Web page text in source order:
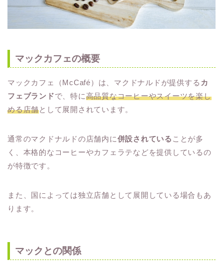
マックカフェの概要
マックカフェ（McCafé）は、マクドナルドが提供する カ
フェブランドで、特に高品質なコーヒーやスイーツを楽し
める店舗として展開されています。
通常のマクドナルドの店舗内に併設されている ことが多
く、本格的なコーヒーやカフェラテなどを提供しているの
が特徴です。
また、国によっては独立店舗として展開している場合もあ
ります。
マックとの関係